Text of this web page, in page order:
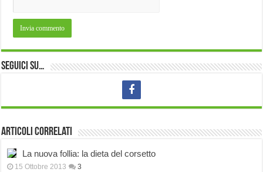
Seguici su…
Articoli correlati
La nuova follia: la dieta del corsetto
15 Ottobre 2013 3